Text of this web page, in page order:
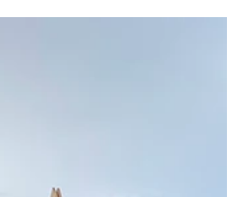
森田喬代表がフランスの芸